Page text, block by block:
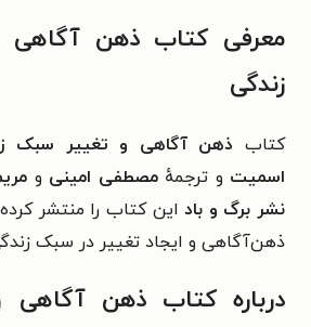
معرفی کتاب ذهن
زندگی
کتاب ذهن آگاهی و تغییر سبک
اسمیت و ترجمهٔمصطفی امینی و
نشر برگ و باد این کتاب را منتشر
ذهن‌آگاهی و ایجاد تغییر در سبک
درباره کتاب ذهن